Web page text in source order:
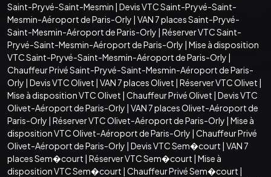
Saint-Pryvé-Saint-Mesmin | Devis VTC Saint-Pryvé-Saint-
Mesmin-Aéroport de Paris-Orly | VAN 7 places Saint-Pryvé-
Saint-Mesmin-Aéroport de Paris-Orly | Réserver VTC Saint-
Pryvé-Saint-Mesmin-Aéroport de Paris-Orly | Mise à disposition
VTC Saint-Pryvé-Saint-Mesmin-Aéroport de Paris-Orly |
Chauffeur Privé Saint-Pryvé-Saint-Mesmin-Aéroport de Paris-
Orly | Devis VTC Olivet | VAN 7 places Olivet | Réserver VTC Olivet |
Mise à disposition VTC Olivet | Chauffeur Privé Olivet | Devis VTC
Olivet-Aéroport de Paris-Orly | VAN 7 places Olivet-Aéroport de
Paris-Orly | Réserver VTC Olivet-Aéroport de Paris-Orly | Mise à
disposition VTC Olivet-Aéroport de Paris-Orly | Chauffeur Privé
Olivet-Aéroport de Paris-Orly | Devis VTC Sem�court | VAN 7
places Sem�court | Réserver VTC Sem�court | Mise à
disposition VTC Sem�court | Chauffeur Privé Sem�court |